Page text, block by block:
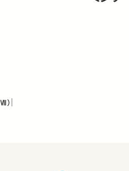
）